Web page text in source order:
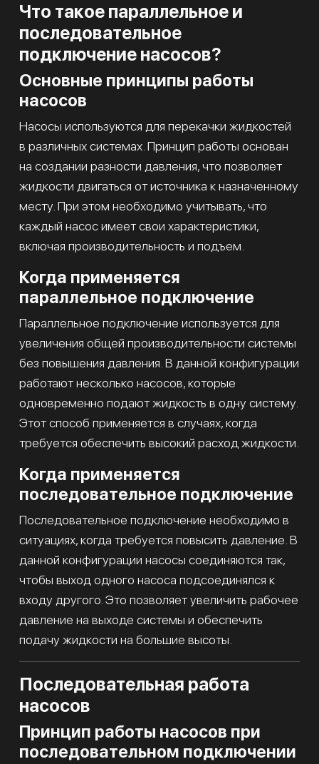
Что такое параллельное и
последовательное
подключение насосов?
Основные принципы работы
насосов
Насосы используются для перекачки жидкостей
в различных системах. Принцип работы основан
на создании разности давления, что позволяет
жидкости двигаться от источника к назначенному
месту. При этом необходимо учитывать, что
каждый насос имеет свои характеристики,
включая производительность и подъем.
Когда применяется
параллельное подключение
Параллельное подключение используется для
увеличения общей производительности системы
без повышения давления. В данной конфигурации
работают несколько насосов, которые
одновременно подают жидкость в одну систему.
Этот способ применяется в случаях, когда
требуется обеспечить высокий расход жидкости.
Когда применяется
последовательное подключение
Последовательное подключение необходимо в
ситуациях, когда требуется повысить давление. В
данной конфигурации насосы соединяются так,
чтобы выход одного насоса подсоединялся к
входу другого. Это позволяет увеличить рабочее
давление на выходе системы и обеспечить
подачу жидкости на большие высоты.
Последовательная работа
насосов
Принцип работы насосов при
последовательном подключении